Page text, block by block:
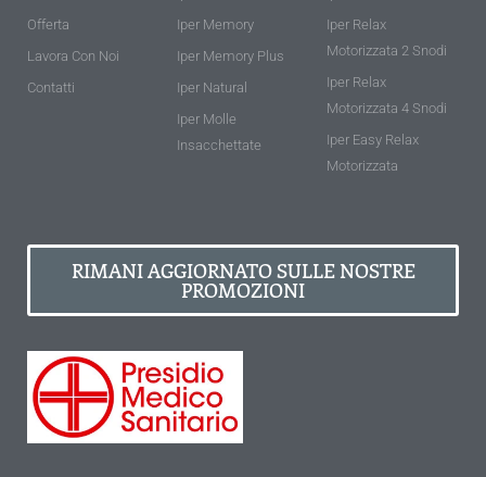
Offerta
Lavora Con Noi
Contatti
Iper Memory
Iper Memory Plus
Iper Natural
Iper Molle
Insacchettate
Iper Relax
Motorizzata 2 Snodi
Iper Relax
Motorizzata 4 Snodi
Iper Easy Relax
Motorizzata
RIMANI AGGIORNATO SULLE NOSTRE
PROMOZIONI